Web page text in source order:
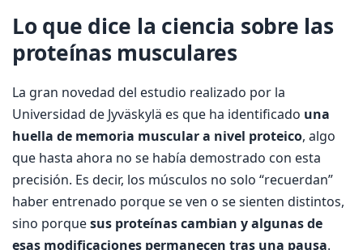
Lo que dice la ciencia sobre las
proteínas musculares
La gran novedad del estudio realizado por la
Universidad de Jyväskylä es que ha identificado una
huella de memoria muscular a nivel proteico, algo
que hasta ahora no se había demostrado con esta
precisión. Es decir, los músculos no solo “recuerdan”
haber entrenado porque se ven o se sienten distintos,
sino porquesus proteínas cambian y algunas de
esas modificaciones permanecen tras una pausa.